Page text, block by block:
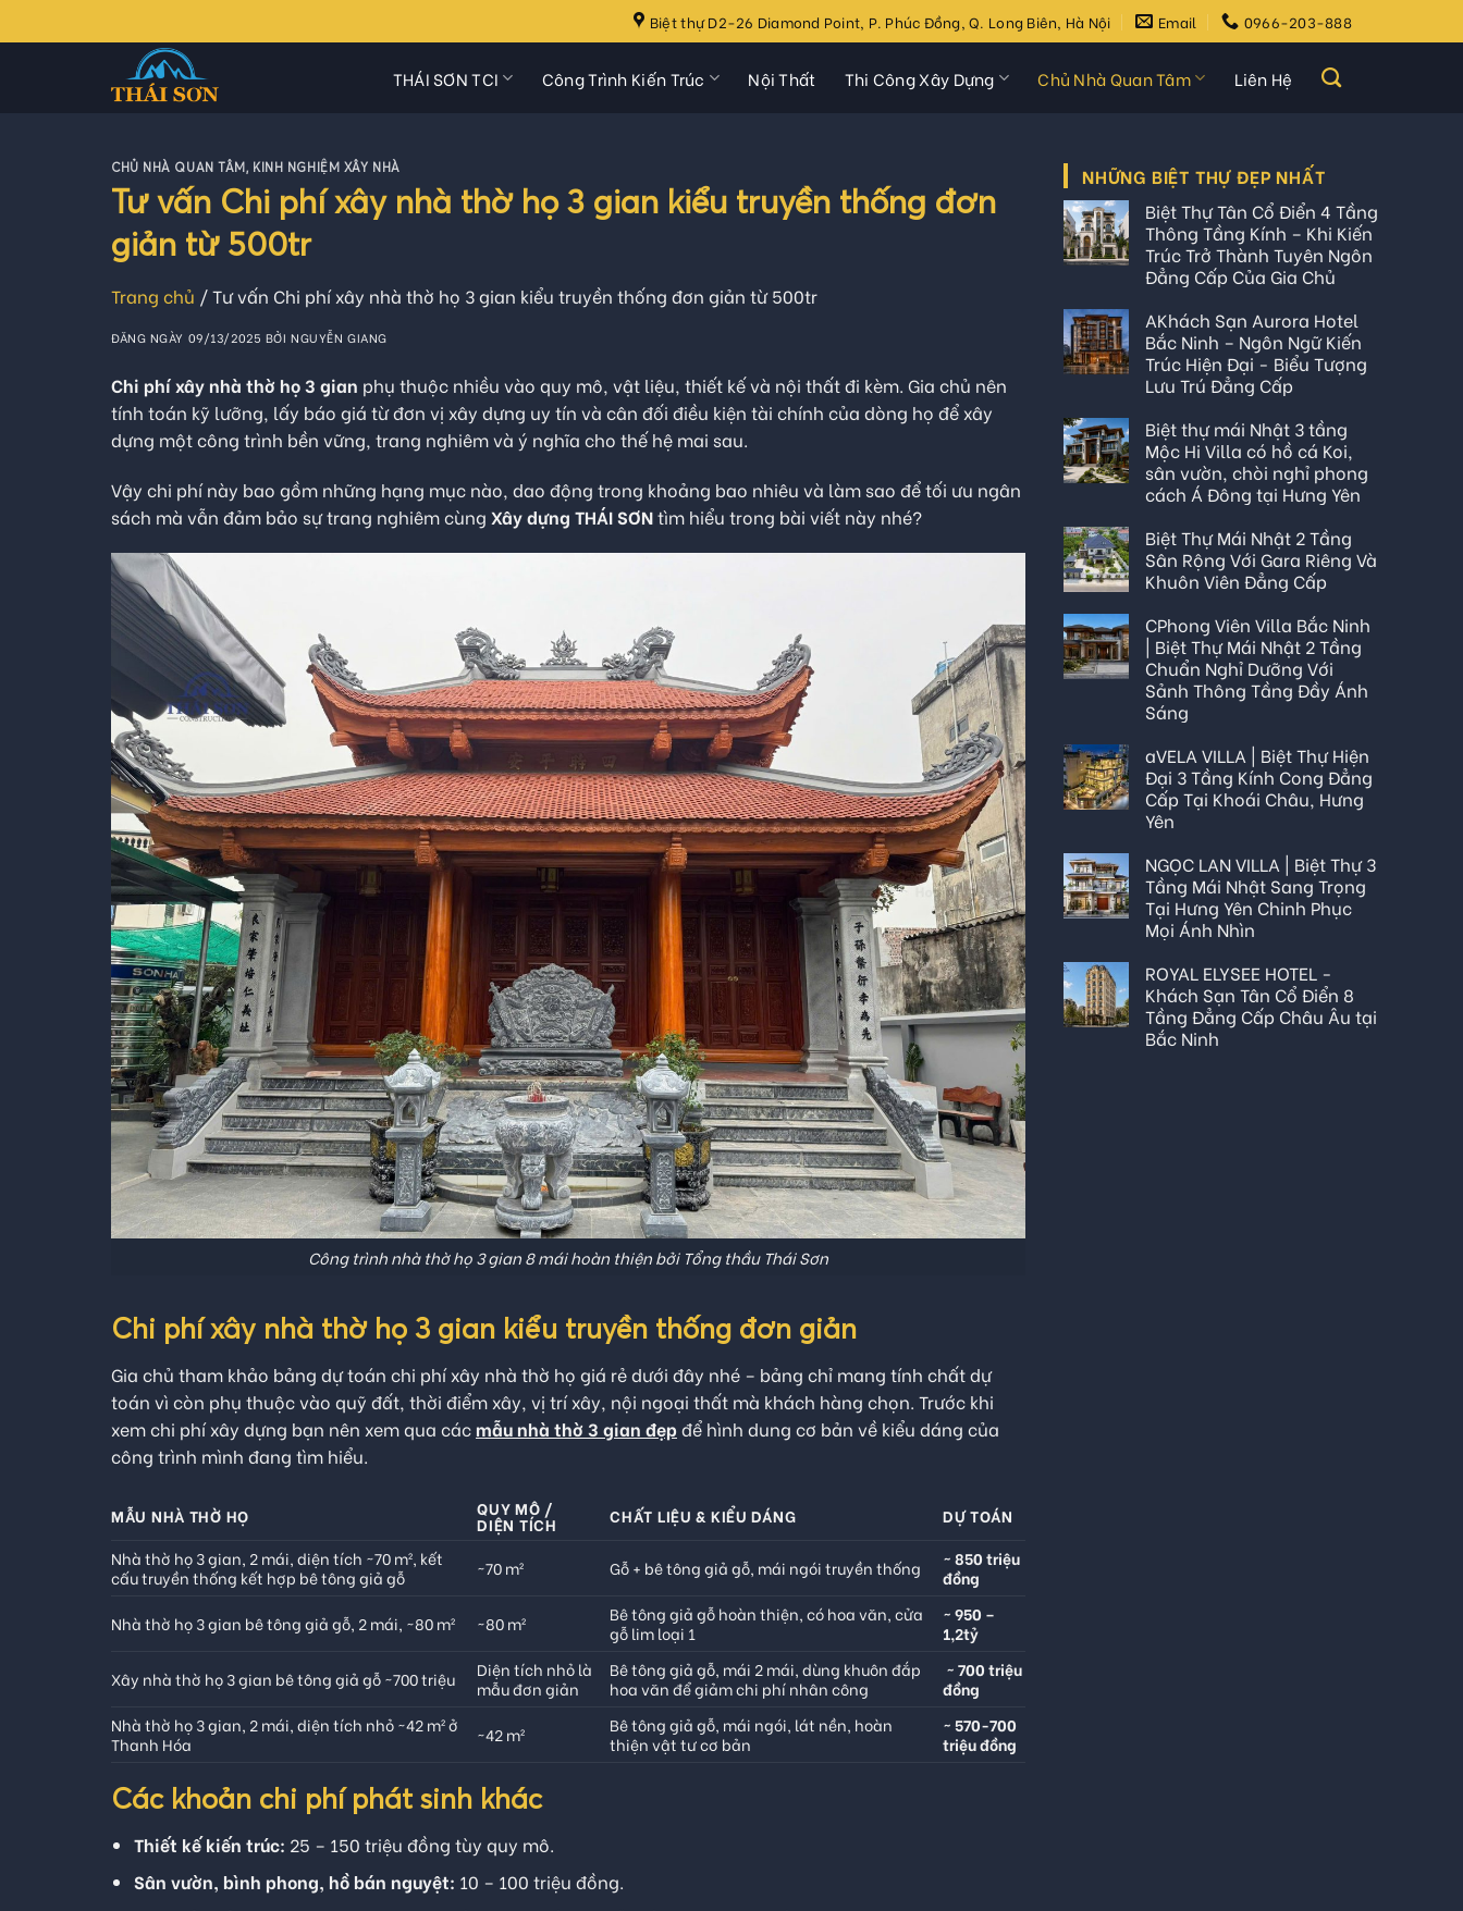
to
Biệt thự D2-26 Diamond Point, P. Phúc Đồng, Q. Long Biên, Hà Nội Email 0966-203-888
THÁI SƠN TCI Công Trình Kiến Trúc Nội Thất Thi Công Xây Dựng Chủ Nhà Quan Tâm Liên Hệ
CHỦ NHÀ QUAN TÂM, KINH NGHIỆM XÂY NHÀ
Tư vấn Chi phí xây nhà thờ họ 3 gian kiểu truyền thống đơn
giản từ 500tr
Trang chủ /Tư vấn Chi phí xây nhà thờ họ 3 gian kiểu truyền thống đơn giản từ 500tr
ĐĂNG NGÀY 09/13/2025 BỞINGUYỄN GIANG
Chi phí xây nhà thờ họ 3 gian phụ thuộc nhiều vào quy mô, vật liệu, thiết kế và nội thất đi kèm. Gia chủ nên
tính toán kỹ lưỡng, lấy báo giá từ đơn vị xây dựng uy tín và cân đối điều kiện tài chính của dòng họ để xây
dựng một công trình bền vững, trang nghiêm và ý nghĩa cho thế hệ mai sau.
Vậy chi phí này bao gồm những hạng mục nào, dao động trong khoảng bao nhiêu và làm sao để tối ưu ngân
sách mà vẫn đảm bảo sự trang nghiêm cùng Xây dựng THÁI SƠNtìm hiểu trong bài viết này nhé?
Công trình nhà thờ họ 3 gian 8 mái hoàn thiện bởi Tổng thầu Thái Sơn
Chi phí xây nhà thờ họ 3 gian kiểu truyền thống đơn giản
Gia chủ tham khảo bảng dự toán chi phí xây nhà thờ họ giá rẻ dưới đây nhé – bảng chỉ mang tính chất dự
toán vì còn phụ thuộc vào quỹ đất, thời điểm xây, vị trí xây, nội ngoại thất mà khách hàng chọn. Trước khi
xem chi phí xây dựng bạn nên xem qua các mẫu nhà thờ 3 gian đẹpđể hình dung cơ bản về kiểu dáng của
công trình mình đang tìm hiểu.
MẪU NHÀ THỜ HỌ QUY MÔ /
DIỆN TÍCH CHẤT LIỆU & KIỂU DÁNG
DỰ TOÁN
Nhà thờ họ 3 gian, 2 mái, diện tích ~70 m², kết
cấu truyền thống kết hợp bê tông giả gỗ
~70 m² Gỗ + bê tông giả gỗ, mái ngói truyền thống
~ 850 triệu
đồng
Nhà thờ họ 3 gian bê tông giả gỗ, 2 mái, ~80 m²
~80 m²
Bê tông giả gỗ hoàn thiện, có hoa văn, cửa
gỗ lim loại 1
~ 950 –
1,2tỷ
Xây nhà thờ họ 3 gian bê tông giả gỗ ~700 triệu
Diện tích nhỏ là
mẫu đơn giản
Bê tông giả gỗ, mái 2 mái, dùng khuôn đắp
hoa văn để giảm chi phí nhân công
~ 700 triệu
đồng
Nhà thờ họ 3 gian, 2 mái, diện tích nhỏ ~42 m² ở
Thanh Hóa
~42 m²
Bê tông giả gỗ, mái ngói, lát nền, hoàn
thiện vật tư cơ bản
~ 570-700
triệu đồng
Các khoản chi phí phát sinh khác
Thiết kế kiến trúc: 25 – 150 triệu đồng tùy quy mô.
Sân vườn, bình phong, hồ bán nguyệt: 10 – 100 triệu đồng.
NHỮNG BIỆT THỰ ĐẸP NHẤT
Biệt Thự Tân Cổ Điển 4 Tầng
Thông Tầng Kính – Khi Kiến
Trúc Trở Thành Tuyên Ngôn
Đẳng Cấp Của Gia Chủ
AKhách Sạn Aurora Hotel
Bắc Ninh – Ngôn Ngữ Kiến
Trúc Hiện Đại - Biểu Tượng
Lưu Trú Đẳng Cấp
Biệt thự mái Nhật 3 tầng
Mộc Hi Villa có hồ cá Koi,
sân vườn, chòi nghỉ phong
cách Á Đông tại Hưng Yên
Biệt Thự Mái Nhật 2 Tầng
Sân Rộng Với Gara Riêng Và
Khuôn Viên Đẳng Cấp
CPhong Viên Villa Bắc Ninh
| Biệt Thự Mái Nhật 2 Tầng
Chuẩn Nghỉ Dưỡng Với
Sảnh Thông Tầng Đầy Ánh
Sáng
aVELA VILLA | Biệt Thự Hiện
Đại 3 Tầng Kính Cong Đẳng
Cấp Tại Khoái Châu, Hưng
Yên
NGỌC LAN VILLA | Biệt Thự 3
Tầng Mái Nhật Sang Trọng
Tại Hưng Yên Chinh Phục
Mọi Ánh Nhìn
ROYAL ELYSEE HOTEL -
Khách Sạn Tân Cổ Điển 8
Tầng Đẳng Cấp Châu Âu tại
Bắc Ninh